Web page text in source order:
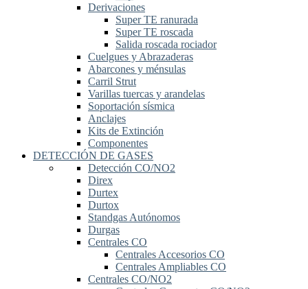
Derivaciones
Super TE ranurada
Super TE roscada
Salida roscada rociador
Cuelgues y Abrazaderas
Abarcones y ménsulas
Carril Strut
Varillas tuercas y arandelas
Soportación sísmica
Anclajes
Kits de Extinción
Componentes
DETECCIÓN DE GASES
Detección CO/NO2
Direx
Durtex
Durtox
Standgas Autónomos
Durgas
Centrales CO
Centrales Accesorios CO
Centrales Ampliables CO
Centrales CO/NO2